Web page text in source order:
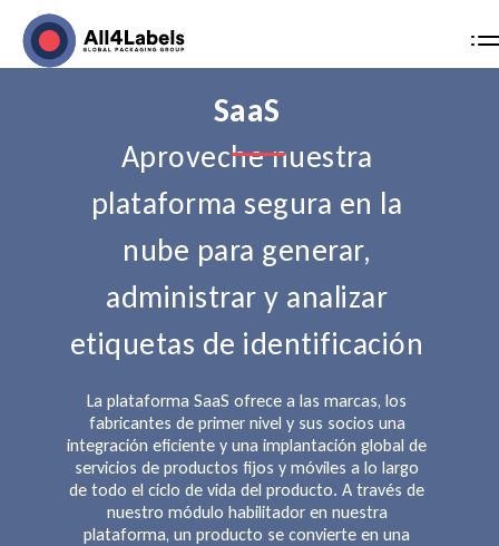
Skip
SaaS
Aproveche nuestra
plataforma segura en la
nube para generar,
administrar y analizar
etiquetas de identificación
La plataforma SaaS ofrece a las marcas, los
fabricantes de primer nivel y sus socios una
integración eficiente y una implantación global de
servicios de productos fijos y móviles a lo largo
de todo el ciclo de vida del producto. A través de
nuestro módulo habilitador en nuestra
plataforma, un producto se convierte en una